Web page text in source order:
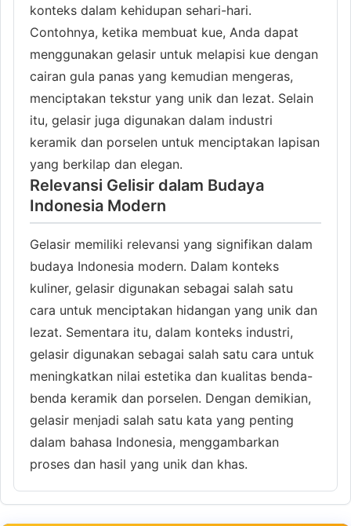
konteks dalam kehidupan sehari-hari.
Contohnya, ketika membuat kue, Anda dapat
menggunakan gelasir untuk melapisi kue dengan
cairan gula panas yang kemudian mengeras,
menciptakan tekstur yang unik dan lezat. Selain
itu, gelasir juga digunakan dalam industri
keramik dan porselen untuk menciptakan lapisan
yang berkilap dan elegan.
Relevansi Gelisir dalam Budaya
Indonesia Modern
Gelasir memiliki relevansi yang signifikan dalam
budaya Indonesia modern. Dalam konteks
kuliner, gelasir digunakan sebagai salah satu
cara untuk menciptakan hidangan yang unik dan
lezat. Sementara itu, dalam konteks industri,
gelasir digunakan sebagai salah satu cara untuk
meningkatkan nilai estetika dan kualitas benda-
benda keramik dan porselen. Dengan demikian,
gelasir menjadi salah satu kata yang penting
dalam bahasa Indonesia, menggambarkan
proses dan hasil yang unik dan khas.